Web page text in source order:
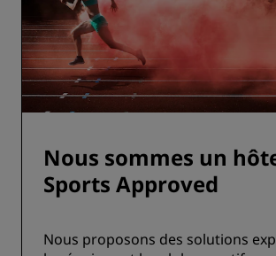
Nous sommes un
Sports Approved
Nous proposons des solutions